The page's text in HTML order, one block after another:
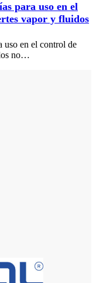
para uso en el
vapor y fluidos
uso en el control de
no…